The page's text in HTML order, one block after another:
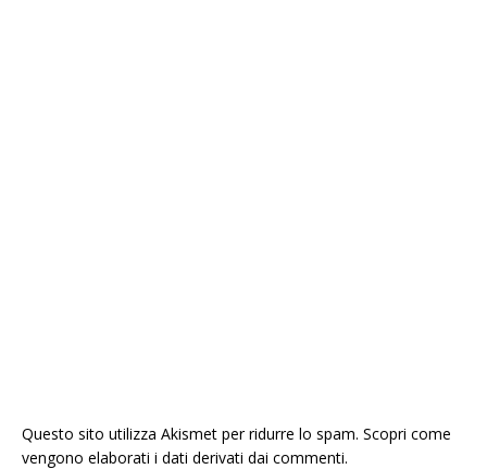
Questo sito utilizza Akismet per ridurre lo spam. Scopri come
vengono elaborati i dati derivati dai commenti.